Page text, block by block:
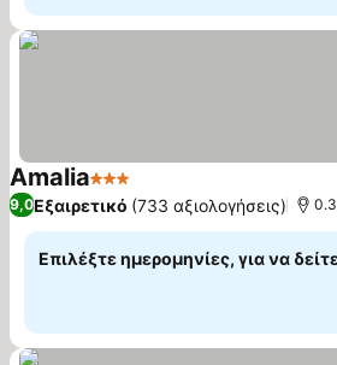
Amalia3 Αστέρια
9,0Εξαιρετικό (733 αξιολογήσεις)
Επιλέξτε ημερομηνίες, για να